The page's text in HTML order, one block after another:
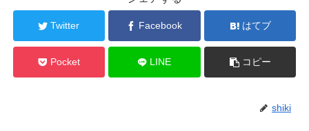
Twitter Facebook はてブ
Pocket LINE コピー
shiki